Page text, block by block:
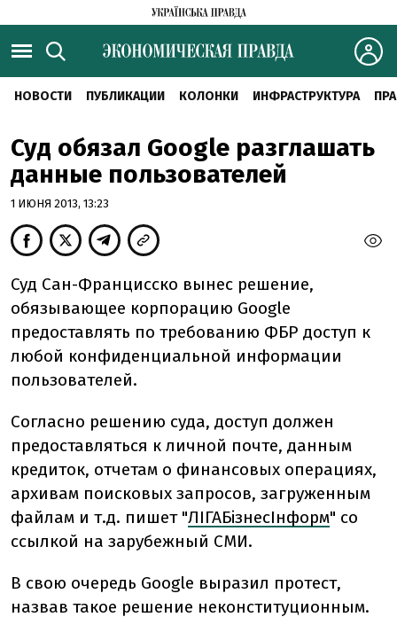
НОВОСТИ ПУБЛИКАЦИИ КОЛОНКИ ИНФРАСТРУКТУРА
Суд обязал Google разглашать
данные пользователей
1 ИЮНЯ 2013, 13:23
Суд Сан-Францисско вынес решение,
обязывающее корпорацию Google
предоставлять по требованию ФБР доступ к
любой конфиденциальной информации
пользователей.
Согласно решению суда, доступ должен
предоставляться к личной почте, данным
кредиток, отчетам о финансовых операциях,
архивам поисковых запросов, загруженным
файлам и т.д. пишет "ЛIГАБiзнесIнформ" со
ссылкой на зарубежный СМИ.
В свою очередь Google выразил протест,
назвав такое решение неконституционным.